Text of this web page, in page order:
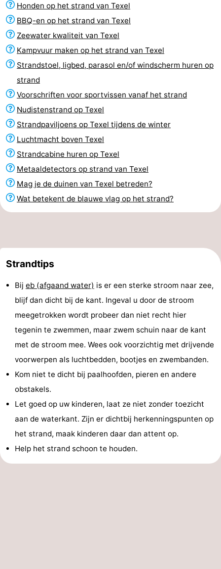
Honden op het strand van Texel
BBQ-en op het strand van Texel
Zeewater kwaliteit van Texel
Kampvuur maken op het strand van Texel
Strandstoel, ligbed, parasol en/of windscherm huren op
strand
Voorschriften voor sportvissen vanaf het strand
Nudistenstrand op Texel
Strandpaviljoens op Texel tijdens de winter
Luchtmacht boven Texel
Strandcabine huren op Texel
Metaaldetectors op strand van Texel
Mag je de duinen van Texel betreden?
Wat betekent de blauwe vlag op het strand?
Strandtips
Bij eb (afgaand water) is er een sterke stroom naar zee,
blijf dan dicht bij de kant. Ingeval u door de stroom
meegetrokken wordt probeer dan niet recht hier
tegenin te zwemmen, maar zwem schuin naar de kant
met de stroom mee. Wees ook voorzichtig met drijvende
voorwerpen als luchtbedden, bootjes en zwembanden.
Kom niet te dicht bij paalhoofden, pieren en andere
obstakels.
Let goed op uw kinderen, laat ze niet zonder toezicht
aan de waterkant. Zijn er dichtbij herkenningspunten op
het strand, maak kinderen daar dan attent op.
Help het strand schoon te houden.